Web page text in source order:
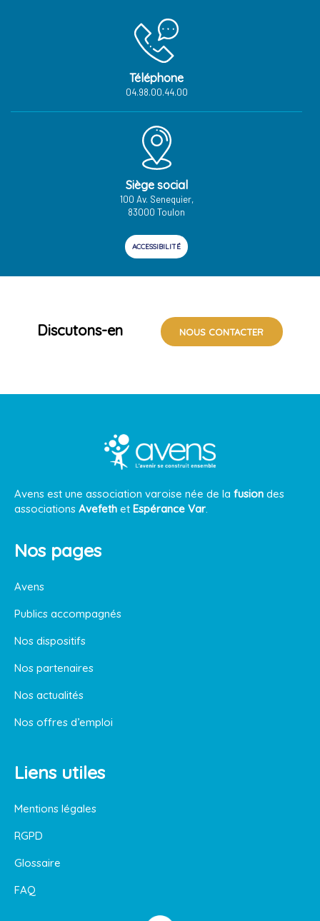
Téléphone
04.98.00.44.00
Siège social
100 Av. Senequier,
83000 Toulon
ACCESSIBILITÉ
Discutons-en NOUS CONTACTER
Avens est une association varoise née de la fusion des
associations Avefeth et Espérance Var
Nos pages
Avens
Publics accompagnés
Nos dispositifs
Nos partenaires
Nos actualités
Nos offres d’emploi
Liens utiles
Mentions légales
RGPD
Glossaire
FAQ